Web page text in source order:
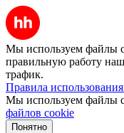
Мы используем файлы
правильную работу
трафик.
Правила
Мы используем файлы
файлов cookie
Понятно